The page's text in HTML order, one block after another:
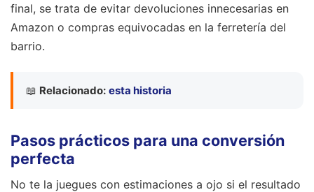
final, se trata de evitar devoluciones innecesarias en
Amazon o compras equivocadas en la ferretería del
barrio.
📖 Relacionado: esta historia
Pasos prácticos para una conversión
perfecta
No te la juegues con estimaciones a ojo si el resultado